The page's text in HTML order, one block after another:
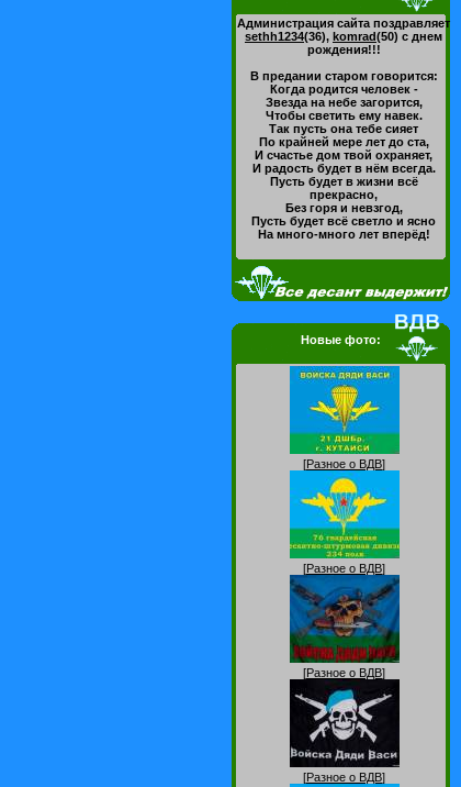
Администрация сайта поздравляет
sethh1234(36), komrad(50) с днем
рождения!!!
В предании старом говорится:
Когда родится человек -
Звезда на небе загорится,
Чтобы светить ему навек.
Так пусть она тебе сияет
По крайней мере лет до ста,
И счастье дом твой охраняет,
И радость будет в нём всегда.
Пусть будет в жизни всё
прекрасно,
Без горя и невзгод,
Пусть будет всё светло и ясно
На много-много лет вперёд!
Новые фото:
[Разное о ВДВ]
[Разное о ВДВ]
[Разное о ВДВ]
[Разное о ВДВ]